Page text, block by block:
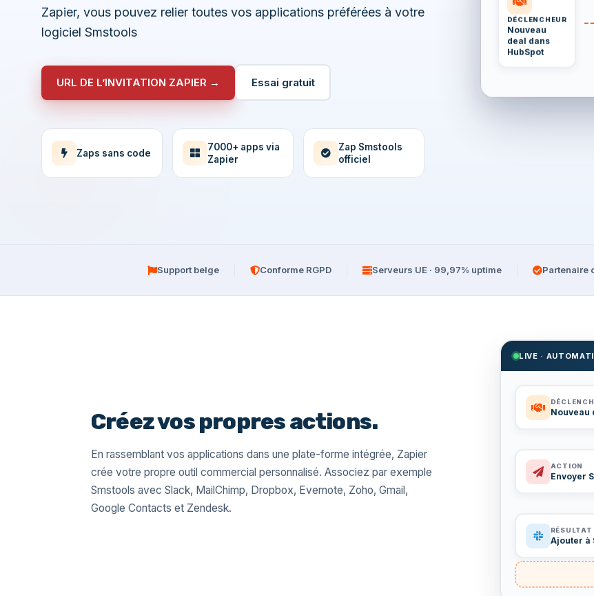
Zapier, vous pouvez relier toutes vos applications préférées à votre
logiciel Smstools
URL DE L’INVITATION ZAPIER → Essai gratuit
Zaps sans code
7000+ apps via
Zapier
Zap Smstools
officiel
DÉCLENCHEUR
Nouveau
deal dans
HubSpot
Support belge Conforme RGPD Serveurs UE · 99,97% uptime Partenaire
Créez vos propres actions.
En rassemblant vos applications dans une plate-forme intégrée, Zapier
crée votre propre outil commercial personnalisé. Associez par exemple
Smstools avec Slack, MailChimp, Dropbox, Evernote, Zoho, Gmail,
Google Contacts et Zendesk.
LIVE ·
Nouveau
ACTION
Envoyer
RÉSULTAT
Ajouter à